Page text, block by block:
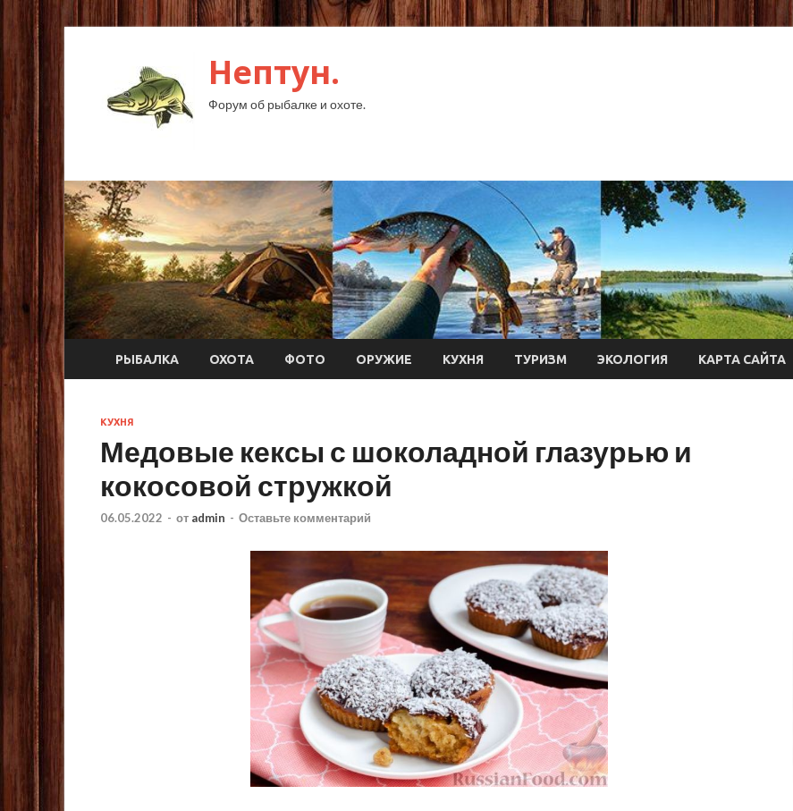
Нептун.
Форум об рыбалке и охоте.
РЫБАЛКА ОХОТА ФОТО ОРУЖИЕ КУХНЯ ТУРИЗМ ЭКОЛОГИЯ КАРТА САЙТА
КУХНЯ
Медовые кексы с шоколадной глазурью и
кокосовой стружкой
06.05.2022 - от admin - Оставьте комментарий